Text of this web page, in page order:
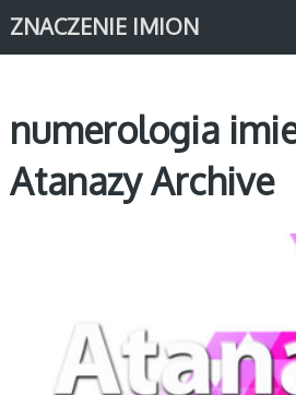
ZNACZENIE IMION
numerologia
Atanazy Archive